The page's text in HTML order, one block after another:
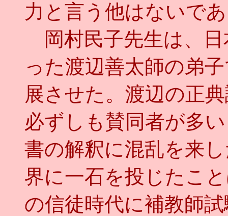
力と言う他はないで
岡村民子先生は、日
った渡辺善太師の弟
展させた。渡辺の正
必ずしも賛同者が多
書の解釈に混乱を来
界に一石を投じたこ
の信徒時代に補教師